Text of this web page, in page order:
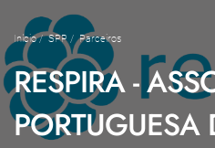
Início/SPP /Parceiros
RESPIRA -
PORTUGUESA